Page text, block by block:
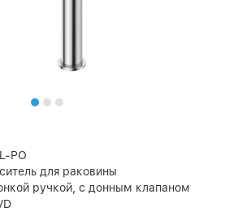
PO
для раковины
ручкой, с донным клапаном